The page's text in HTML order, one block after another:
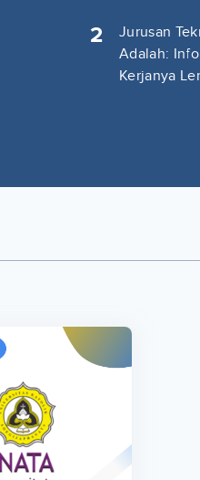
2
Jurusan
Adalah:
Kerjanya